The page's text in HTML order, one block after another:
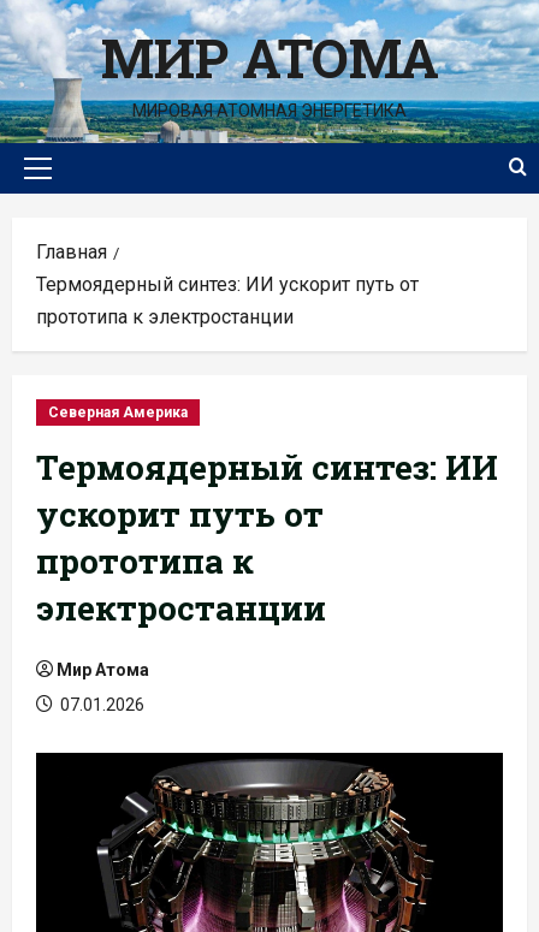
Перейти
к
содержимомуМИР АТОМА
МИРОВАЯ АТОМНАЯ ЭНЕРГЕТИКА
Основное
Главная
Термоядерный синтез: ИИ ускорит путь от
прототипа к электростанции
Северная Америка
Термоядерный синтез: ИИ
ускорит путь от
прототипа к
электростанции
Мир Атома
07.01.2026